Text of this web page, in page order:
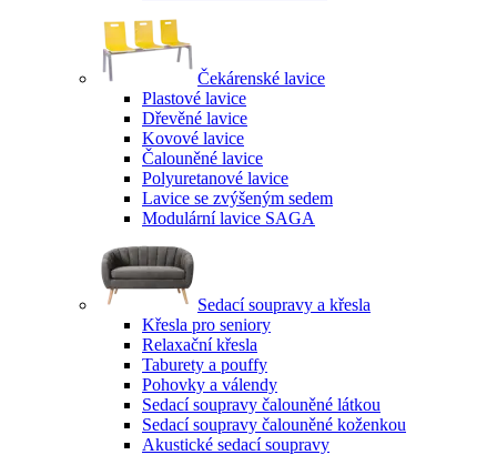
Čekárenské lavice
Plastové lavice
Dřevěné lavice
Kovové lavice
Čalouněné lavice
Polyuretanové lavice
Lavice se zvýšeným sedem
Modulární lavice SAGA
Sedací soupravy a křesla
Křesla pro seniory
Relaxační křesla
Taburety a pouffy
Pohovky a válendy
Sedací soupravy čalouněné látkou
Sedací soupravy čalouněné koženkou
Akustické sedací soupravy